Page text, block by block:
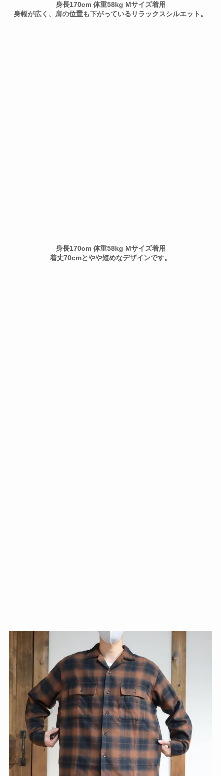
身長170cm 体重58kg Mサイズ着用
身幅が広く、肩の位置も下がっているリラックスシルエット。
身長170cm 体重58kg Mサイズ着用
着丈70cmとやや短めなデザインです。